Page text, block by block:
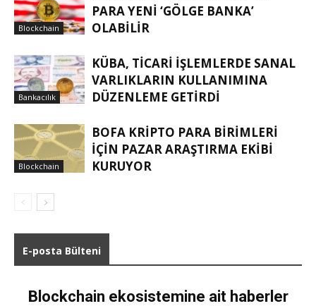
Blockchain
PARA YENI ‘GÖLGE BANKA’
OLABILIR
Bankacılık
KÜBA, TICARI IŞLEMLERDE SANAL
VARLIKLARIN KULLANIMINA
DÜZENLEME GETIRDI
Blockchain
BOFA KRIPTO PARA BIRIMLERI
IÇIN PAZAR ARAŞTIRMA EKIBI
KURUYOR
E-posta Bülteni
Blockchain ekosistemine ait haberler